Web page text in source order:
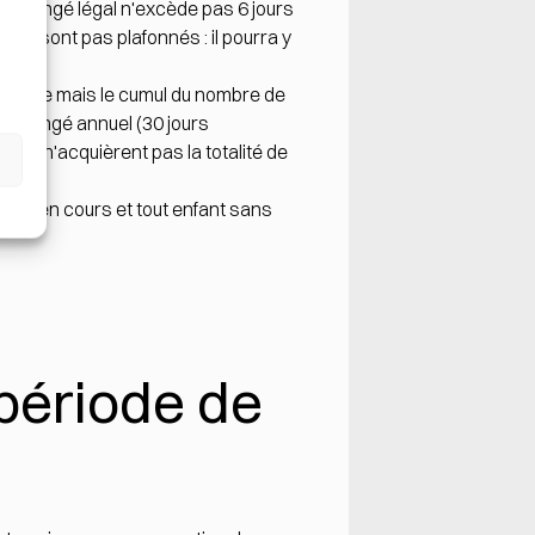
congé légal n'excède pas 6 jours
ne sont pas plafonnés: il pourra y
mais le cumul du nombre de
congé annuel (30 jours
qui n'acquièrent pas la totalité de
en cours et tout enfant sans
de